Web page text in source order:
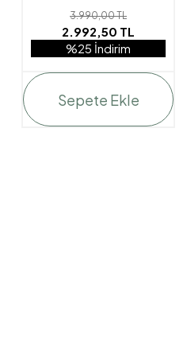
3.990,00 TL
2.992,50 TL
%25 İndirim
Sepete Ekle